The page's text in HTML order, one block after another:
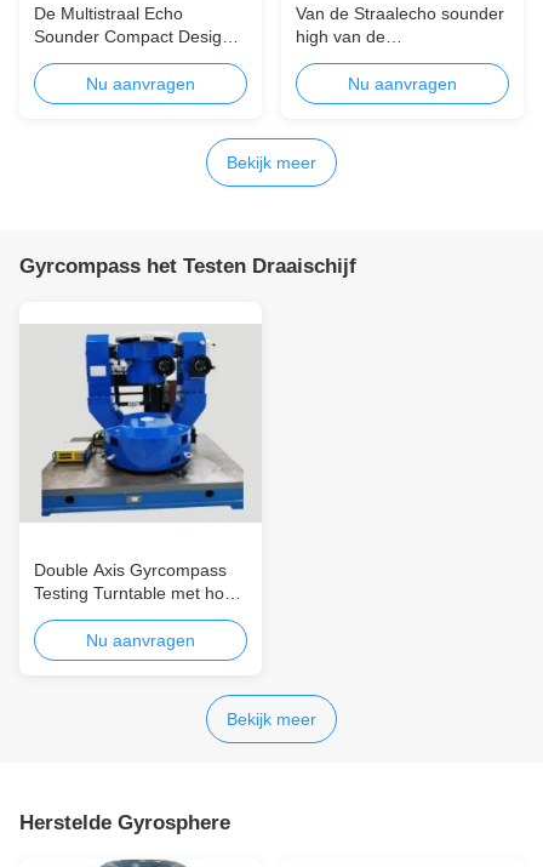
De Multistraal Echo
Sounder Compact Design
SuitbaleFor 0.5m~180m
van CCS 400khz Deepth-
Water
Nu aanvragen
Van de Straalecho sounder
high van de
broodjesstabilisatie 200W
pingelt de Multi de
straaldichtheid en
Nu aanvragen
Bekijk meer
Gyrcompass het Testen Draaischijf
Double Axis Gyrcompass
Testing Turntable met hoge
schommelnauwkeurigheid
en
hoekgraadnauwkeurigheid
Nu aanvragen
Bekijk meer
Herstelde Gyrosphere